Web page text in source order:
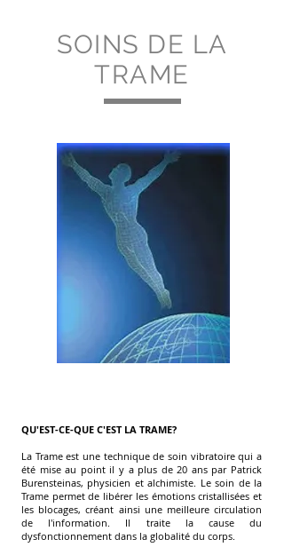
SOINS DE LA
TRAME
QU'EST-CE-QUE C'EST LA TRAME?
La Trame est une technique de soin vibratoire qui a
été mise au point il y a plus de 20 ans par Patrick
Burensteinas, physicien et alchimiste. Le soin de la
Trame permet de libérer les émotions cristallisées et
les blocages, créant ainsi une meilleure circulation
de l'information. Il traite la cause du
dysfonctionnement dans la globalité du corps.